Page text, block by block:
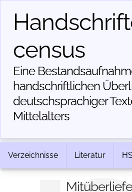
census
Eine
handschriftlichen
deutschsprachiger
Mittelalters
Verzeichnisse Literatur